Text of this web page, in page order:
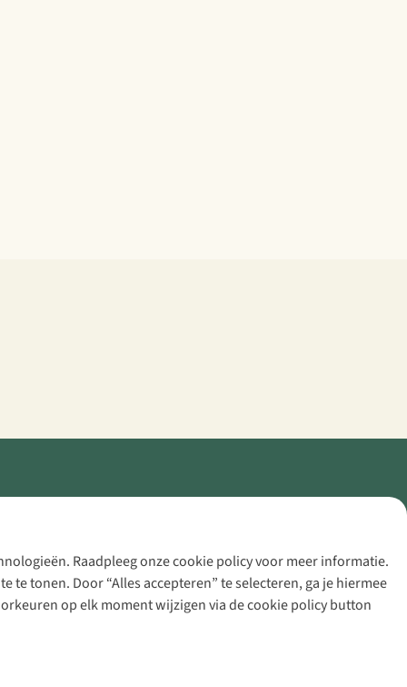
Raadpleeg onze cookie policy voor meer informatie.
tonen. Door “Alles accepteren” te selecteren, ga je hiermee
op elk moment wijzigen via de cookie policy button